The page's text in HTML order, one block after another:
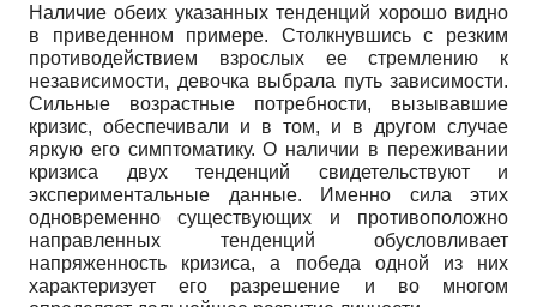
Наличие обеих указанных тенденций хорошо видно
в приведенном примере. Столкнувшись с резким
противодействием взрослых ее стремлению к
независимости, девочка выбрала путь зависимости.
Сильные возрастные потребности, вызывавшие
кризис, обеспечивали и в том, и в другом случае
яркую его симптоматику. О наличии в переживании
кризиса двух тенденций свидетельствуют и
экспериментальные данные. Именно сила этих
одновременно существующих и противоположно
направленных тенденций обусловливает
напряженность кризиса, а победа одной из них
характеризует его разрешение и во многом